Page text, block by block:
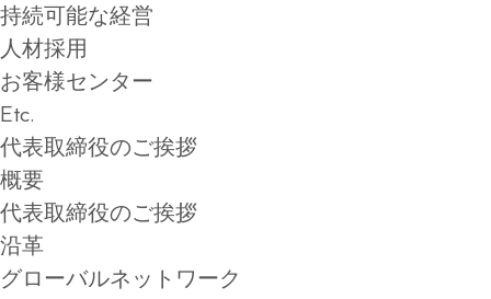
持続可能な経営
人材採用
お客様センター
Etc.
代表取締役のご挨拶
概要
代表取締役のご挨拶
沿革
グローバルネットワーク